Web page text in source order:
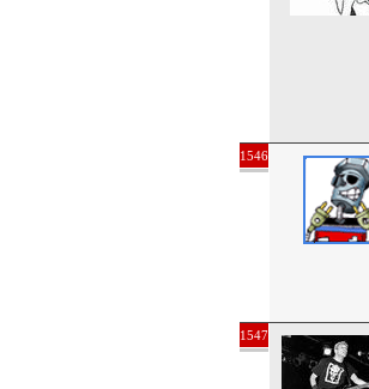
1546
1547